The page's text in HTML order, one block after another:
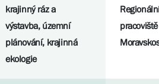
krajinný ráz a
výstavba, územní
plánování, krajinná
ekologie
pracoviště